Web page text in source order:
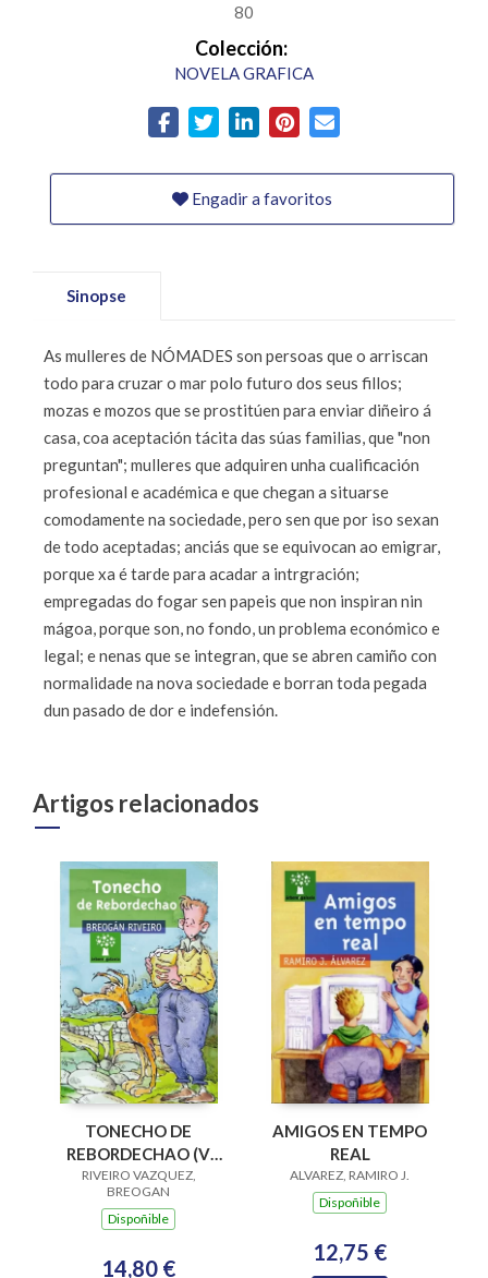
80
Colección:
NOVELA GRAFICA
Engadir a favoritos
Sinopse
As mulleres de NÓMADES son persoas que o arriscan
todo para cruzar o mar polo futuro dos seus fillos;
mozas e mozos que se prostitúen para enviar diñeiro á
casa, coa aceptación tácita das súas familias, que "non
preguntan"; mulleres que adquiren unha cualificación
profesional e académica e que chegan a situarse
comodamente na sociedade, pero sen que por iso sexan
de todo aceptadas; anciás que se equivocan ao emigrar,
porque xa é tarde para acadar a intrgración;
empregadas do fogar sen papeis que non inspiran nin
mágoa, porque son, no fondo, un problema económico e
legal; e nenas que se integran, que se abren camiño con
normalidade na nova sociedade e borran toda pegada
dun pasado de dor e indefensión.
Artigos relacionados
TONECHO DE
REBORDECHAO (V
PREMIO RAIÑA LUPA
2004)
RIVEIRO VAZQUEZ,
BREOGAN
Dispoñible
14,80 €
AMIGOS EN TEMPO
REAL
ALVAREZ, RAMIRO J.
Dispoñible
12,75 €